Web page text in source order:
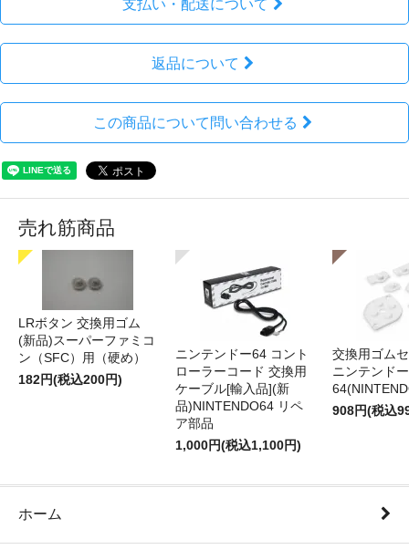
支払い・配送について
返品について
この商品について問い合わせる
売れ筋商品
LRボタン 交換用ゴム
(新品)スーパーファミコ
ン（SFC）用（硬め）
182円(税込200円)
ニンテンドー64 コント
ローラーコード 交換用
ケーブル[輸入品](新
品)NINTENDO64 リペ
ア部品
1,000円(税込1,100円)
交換用ゴム
ニンテンドー
908円(税込
ホーム